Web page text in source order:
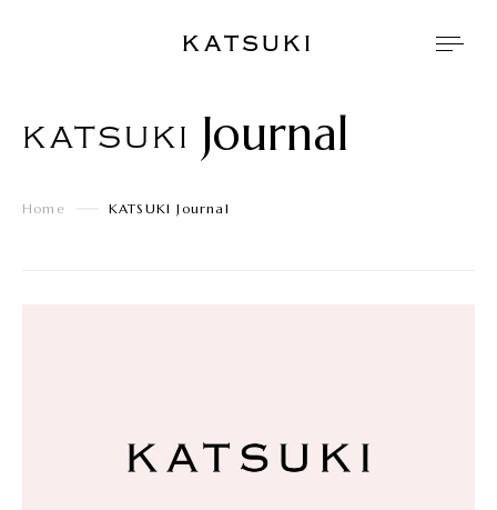
KATSUKI
KATSUKI Journal
Home KATSUKI Journal